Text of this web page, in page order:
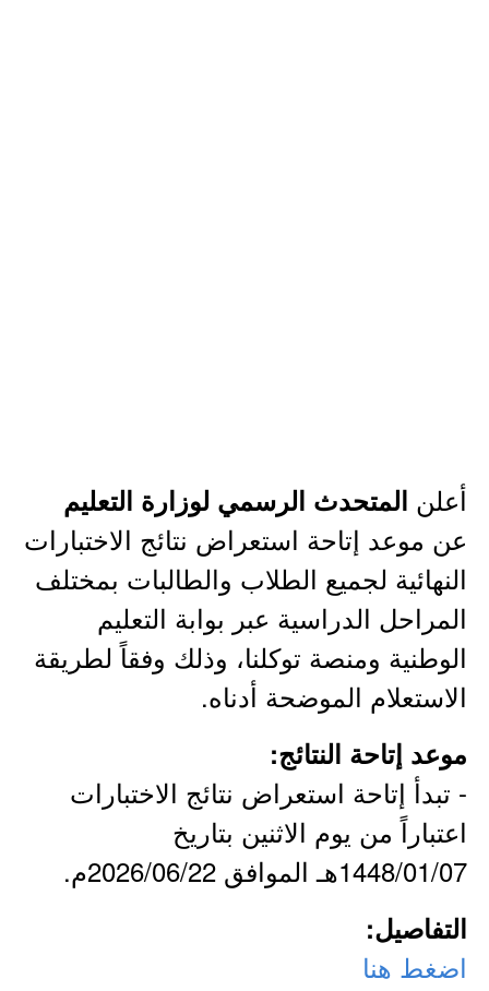
أعلن المتحدث الرسمي لوزارة التعليم
عن موعد إتاحة استعراض نتائج الاختبارات
النهائية لجميع الطلاب والطالبات بمختلف
المراحل الدراسية عبر بوابة التعليم
الوطنية ومنصة توكلنا، وذلك وفقاً لطريقة
الاستعلام الموضحة أدناه.
موعد إتاحة النتائج:
- تبدأ إتاحة استعراض نتائج الاختبارات
اعتباراً من يوم الاثنين بتاريخ
1448/01/07هـ الموافق 2026/06/22م.
التفاصيل:
اضغط هنا